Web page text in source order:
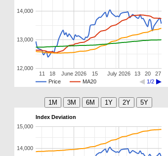
Price MA20 1/2
June 2026 July 2026
11 18 15 13 20 27
12,000
13,000
14,000
Index Deviation
14,000
15,000